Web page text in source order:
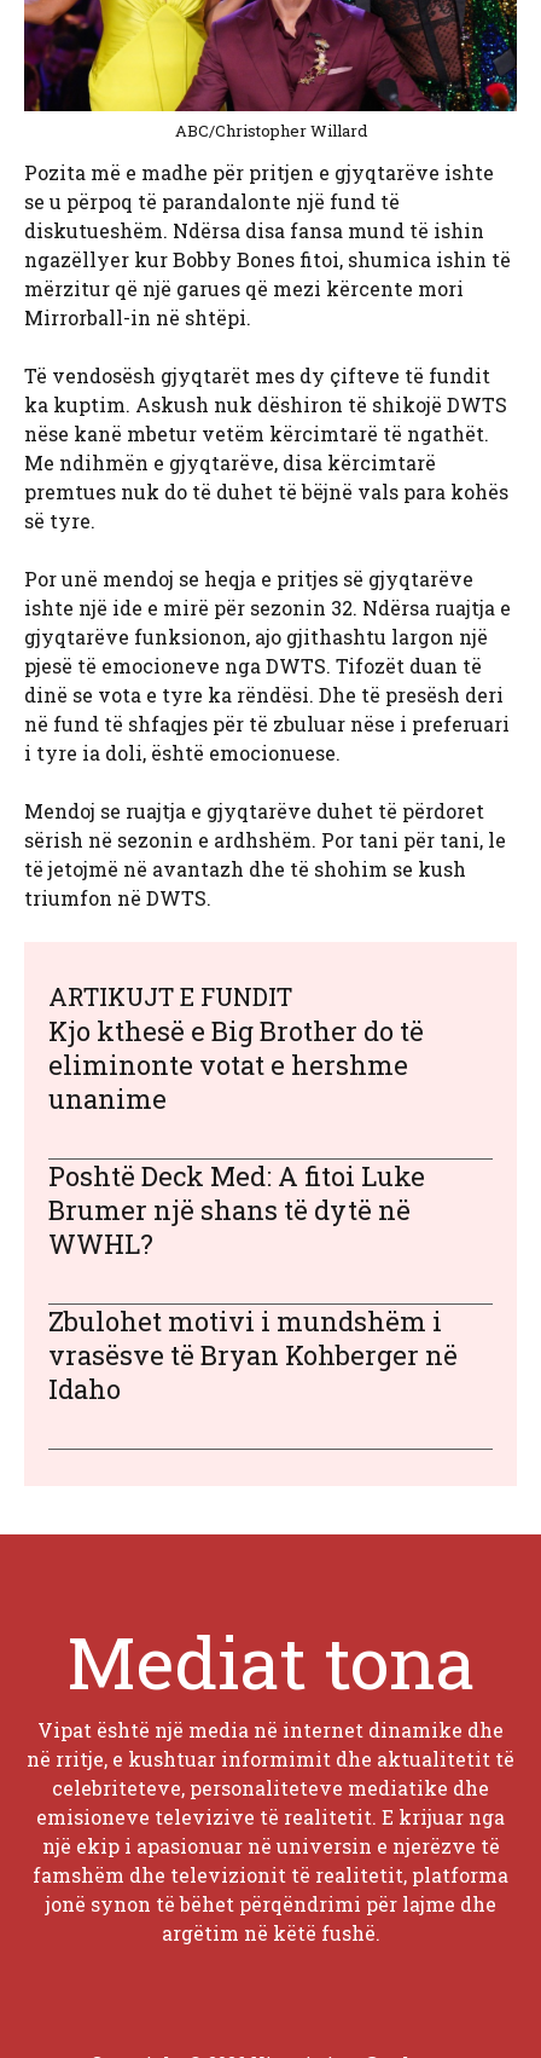
ABC/Christopher Willard
Pozita më e madhe për pritjen e gjyqtarëve ishte
se u përpoq të parandalonte një fund të
diskutueshëm. Ndërsa disa fansa mund të ishin
ngazëllyer kur Bobby Bones fitoi, shumica ishin të
mërzitur që një garues që mezi kërcente mori
Mirrorball-in në shtëpi.
Të vendosësh gjyqtarët mes dy çifteve të fundit
ka kuptim. Askush nuk dëshiron të shikojë DWTS
nëse kanë mbetur vetëm kërcimtarë të ngathët.
Me ndihmën e gjyqtarëve, disa kërcimtarë
premtues nuk do të duhet të bëjnë vals para kohës
së tyre.
Por unë mendoj se heqja e pritjes së gjyqtarëve
ishte një ide e mirë për sezonin 32. Ndërsa ruajtja e
gjyqtarëve funksionon, ajo gjithashtu largon një
pjesë të emocioneve nga DWTS. Tifozët duan të
dinë se vota e tyre ka rëndësi. Dhe të presësh deri
në fund të shfaqjes për të zbuluar nëse i preferuari
i tyre ia doli, është emocionuese.
Mendoj se ruajtja e gjyqtarëve duhet të përdoret
sërish në sezonin e ardhshëm. Por tani për tani, le
të jetojmë në avantazh dhe të shohim se kush
triumfon në DWTS.
ARTIKUJT E FUNDIT
Kjo kthesë e Big Brother do të
eliminonte votat e hershme
unanime
Poshtë Deck Med: A fitoi Luke
Brumer një shans të dytë në
WWHL?
Zbulohet motivi i mundshëm i
vrasësve të Bryan Kohberger në
Idaho
Mediat tona
Vipat është një media në internet dinamike dhe
në rritje, e kushtuar informimit dhe aktualitetit të
celebriteteve, personaliteteve mediatike dhe
emisioneve televizive të realitetit. E krijuar nga
një ekip i apasionuar në universin e njerëzve të
famshëm dhe televizionit të realitetit, platforma
jonë synon të bëhet përqëndrimi për lajme dhe
argëtim në këtë fushë.